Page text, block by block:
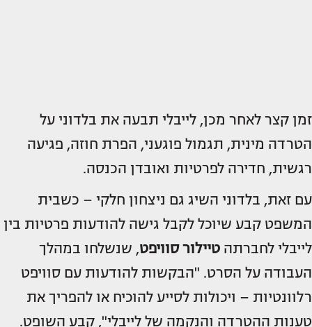
זמן קצר לאחר מכן, לייבלי תבעה את בלדוני על
הטרדה מינית, תגמול פוגעני, הפרת חוזה, פגיעה
רגשית, חדירה לפרטיות ואובדן הכנסה.
עם זאת, בלדוני השיג גם ניצחון חלקי – כשבית
המשפט קבע שיוכל לקבל גישה להודעות פרטיות בין
לייבלי לחברתה טיילור סוויפט, שנשלחו במהלך
העבודה על הסרט. "הבקשות להודעות עם סוויפט
רלוונטיות – ויכולות לסייע להוכיח או להפריך את
טענות ההטרדה והנקמה של לייבלי", קבע השופט.